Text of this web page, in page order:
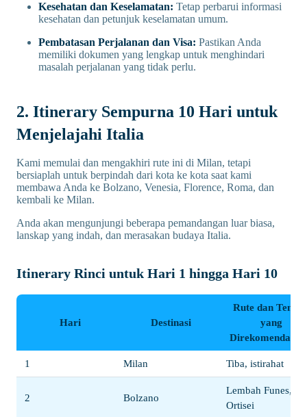
Kesehatan dan Keselamatan: Tetap perbarui informasi
kesehatan dan petunjuk keselamatan umum.
Pembatasan Perjalanan dan Visa: Pastikan Anda
memiliki dokumen yang lengkap untuk menghindari
masalah perjalanan yang tidak perlu.
2. Itinerary Sempurna 10 Hari untuk
Menjelajahi Italia
Kami memulai dan mengakhiri rute ini di Milan, tetapi
bersiaplah untuk berpindah dari kota ke kota saat kami
membawa Anda ke Bolzano, Venesia, Florence, Roma, dan
kembali ke Milan.
Anda akan mengunjungi beberapa pemandangan luar biasa,
lanskap yang indah, dan merasakan budaya Italia.
Itinerary Rinci untuk Hari 1 hingga Hari 10
Hari Destinasi
Rute dan
yang
1 Milan Tiba, istirahat
2 Bolzano
Lembah Funes,
Ortisei